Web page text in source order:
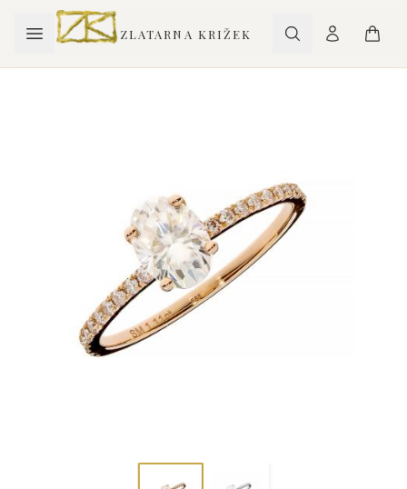
ZLATARNA KRIŽEK